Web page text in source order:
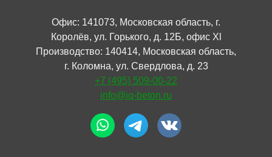
Офис: 141073, Московская область, г.
Королёв, ул. Горького, д. 12Б, офис Xl
Производство: 140414, Московская область,
г. Коломна, ул. Свердлова, д. 23
+7 (495) 509-00-22
info@iq-beton.ru